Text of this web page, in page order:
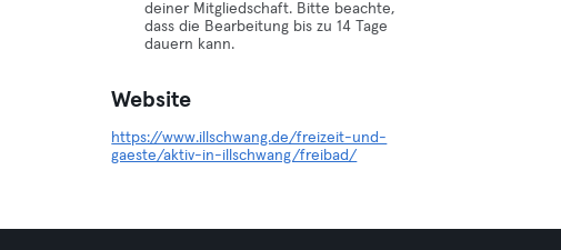
deiner Mitgliedschaft. Bitte beachte,
dass die Bearbeitung bis zu 14 Tage
dauern kann.
Website
https://www.illschwang.de/freizeit-und-
gaeste/aktiv-in-illschwang/freibad/